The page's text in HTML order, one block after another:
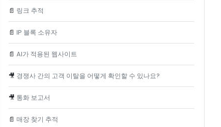
📄 링크 추적
📄 IP 블록 소유자
📄 AI가 적용된 웹사이트
🎥 경쟁사 간의 고객 이탈을 어떻게 확인할 수 있나요?
🎥 통화 보고서
📄 매장 찾기 추적